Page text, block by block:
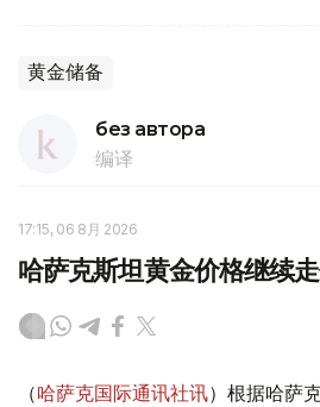
黄金储备
без автора
编译
17:15, 06 8月 2026
哈萨克斯坦黄金价格继续
（哈萨克国际通讯社讯）根据哈萨